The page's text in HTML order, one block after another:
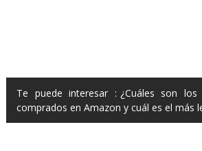
Te puede interesar : ¿Cuáles son
comprados en Amazon y cuál es el más